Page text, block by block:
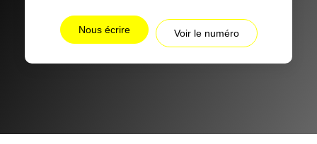
Nous écrire Voir le numéro